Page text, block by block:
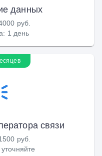
данных
руб.
: 1 день
связи
руб.
уточняйте